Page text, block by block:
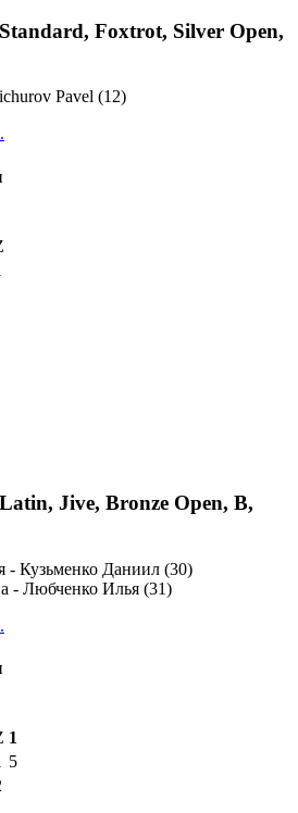
Foxtrot, Silver Open,
Pavel (12)
Jive, Bronze Open, B,
Кузьменко Даниил (30)
- Любченко Илья (31)
1
5